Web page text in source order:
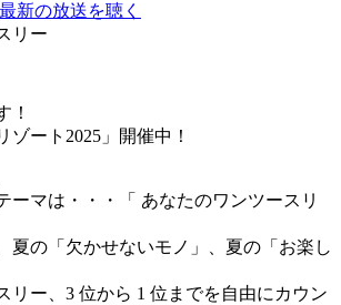
最新の放送を聴く
リー
！
ゾート2025」開催中！
ーマは・・・「 あなたのワンツースリ
夏の「欠かせないモノ」、夏の「お楽し
リー、3 位から 1 位までを自由にカウン